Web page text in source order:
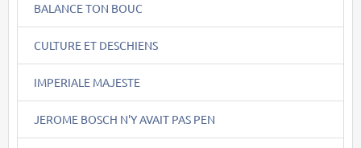
BALANCE TON BOUC
CULTURE ET DESCHIENS
IMPERIALE MAJESTE
JEROME BOSCH N'Y AVAIT PAS PEN